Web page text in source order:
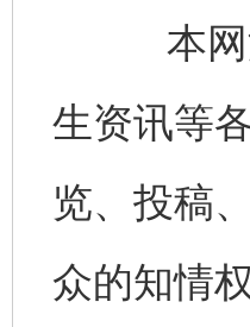
本网汇
生资讯等
览、投稿
众的知情